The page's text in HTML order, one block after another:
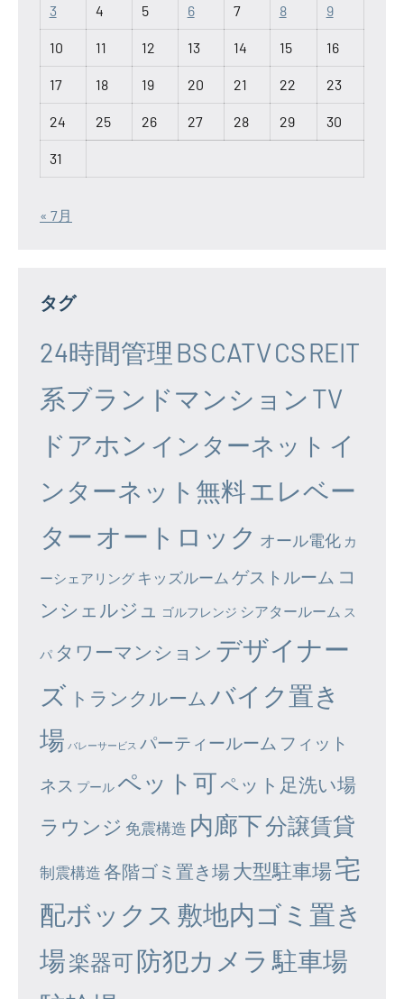
3 4 5 6 7 8 9
10 11 12 13 14 15 16
17 18 19 20 21 22 23
24 25 26 27 28 29 30
31
« 7月
タグ
24時間管理 BSCATVCSREIT
系ブランドマンション TV
ドアホン インターネット イ
ンターネット無料エレベー
ター オートロック オール電化 カ
ーシェアリング キッズルーム ゲストルーム コ
ンシェルジュ
ゴルフレンジ シアタールーム ス
パ タワーマンション デザイナー
ズ トランクルーム バイク置き
場 バレーサービス パーティールーム フィット
ネス プール ペット可ペット足洗い場
ラウンジ 免震構造 内廊下分譲賃貸
制震構造 各階ゴミ置き場大型駐車場宅
配ボックス 敷地内ゴミ置き
場楽器可防犯カメラ 駐車場